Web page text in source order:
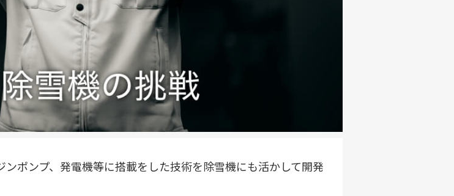
ポンプ、発電機等に搭載をした技術を除雪機にも活かして開発